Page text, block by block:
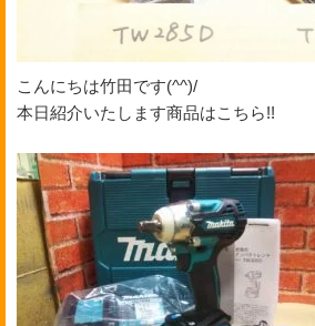
こんにちは竹田です(^^)/
本日紹介いたします商品はこちら!!